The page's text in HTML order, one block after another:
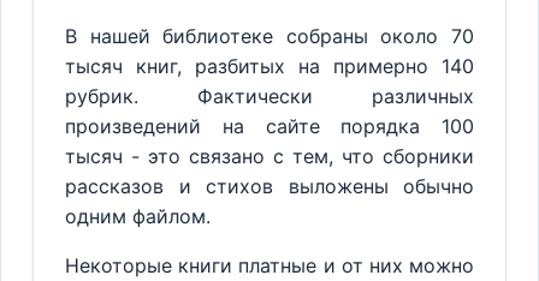
В нашей библиотеке собраны около 70
тысяч книг, разбитых на примерно 140
рубрик. Фактически различных
произведений на сайте порядка 100
тысяч - это связано с тем, что сборники
рассказов и стихов выложены обычно
одним файлом.
Некоторые книги платные и от них можно